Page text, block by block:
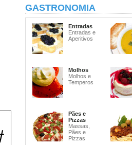
GASTRONOMIA
Entradas
Entradas e
Aperitivos
Molhos
Molhos e
Temperos
Pães e
Pizzas
Massas,
Pães e
Pizzas